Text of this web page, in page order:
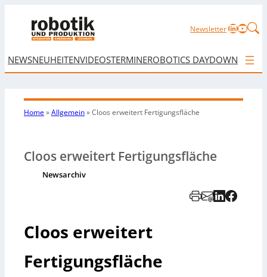
NewsletterLinkedIn
NEWSNEUHEITENVIDEOSTERMINEROBOTICS DAYDOWNLOAD
Home»Allgemein»Cloos erweitert Fertigungsfläche
Cloos erweitert Fertigungsfläche
Newsarchiv
Cloos erweitert
Fertigungsfläche